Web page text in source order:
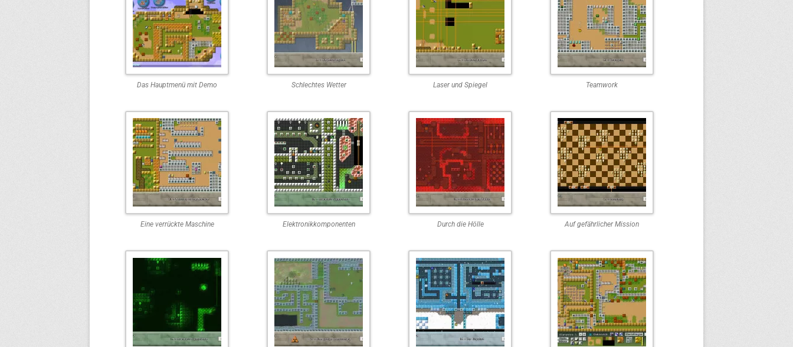
Das Hauptmenü mit Demo Schlechtes Wetter Laser und Spiegel Teamwork
Eine verrückte Maschine Elektronikkomponenten Durch die Hölle Auf gefährlicher Mission